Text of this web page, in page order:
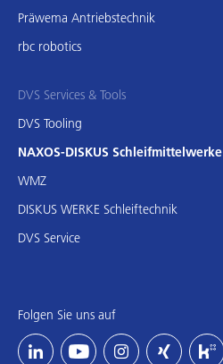
Präwema Antriebstechnik
rbc robotics
DVS Services & Tools
DVS Tooling
NAXOS-DISKUS Schleifmittelwerke
WMZ
DISKUS WERKE Schleiftechnik
DVS Service
Folgen Sie uns auf